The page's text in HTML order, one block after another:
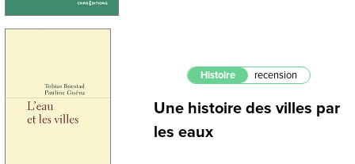
Histoire recension
Une histoire des villes par
les eaux